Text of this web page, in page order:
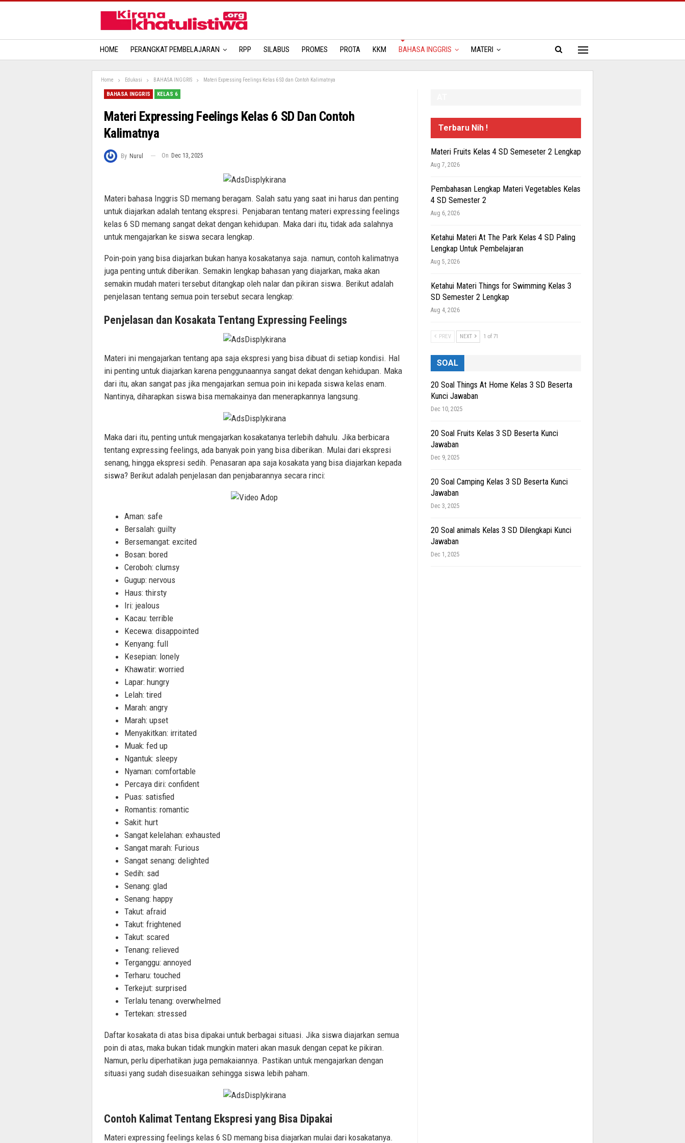
HOME PERANGKAT PEMBELAJARAN RPP SILABUS PROMES PROTA KKM BAHASA INGGRIS MATERI
Home Edukasi BAHASA INGGRIS Materi Expressing Feelings Kelas 6 SD dan Contoh Kalimatnya
BAHASA INGGRIS KELAS 6
Materi Expressing Feelings Kelas 6 SD Dan Contoh
Kalimatnya
By Nurul On Dec 13, 2025
Materi bahasa Inggris SD memang beragam. Salah satu yang saat ini harus dan penting
untuk diajarkan adalah tentang ekspresi. Penjabaran tentang materi expressing feelings
kelas 6 SD memang sangat dekat dengan kehidupan. Maka dari itu, tidak ada salahnya
untuk mengajarkan ke siswa secara lengkap.
Poin-poin yang bisa diajarkan bukan hanya kosakatanya saja. namun, contoh kalimatnya
juga penting untuk diberikan. Semakin lengkap bahasan yang diajarkan, maka akan
semakin mudah materi tersebut ditangkap oleh nalar dan pikiran siswa. Berikut adalah
penjelasan tentang semua poin tersebut secara lengkap:
Penjelasan dan Kosakata Tentang Expressing Feelings
Materi ini mengajarkan tentang apa saja ekspresi yang bisa dibuat di setiap kondisi. Hal
ini penting untuk diajarkan karena penggunaannya sangat dekat dengan kehidupan. Maka
dari itu, akan sangat pas jika mengajarkan semua poin ini kepada siswa kelas enam.
Nantinya, diharapkan siswa bisa memakainya dan menerapkannya langsung.
Maka dari itu, penting untuk mengajarkan kosakatanya terlebih dahulu. Jika berbicara
tentang expressing feelings, ada banyak poin yang bisa diberikan. Mulai dari ekspresi
senang, hingga ekspresi sedih. Penasaran apa saja kosakata yang bisa diajarkan kepada
siswa? Berikut adalah penjelasan dan penjabarannya secara rinci:
Aman: safe
Bersalah: guilty
Bersemangat: excited
Bosan: bored
Ceroboh: clumsy
Gugup: nervous
Haus: thirsty
Iri: jealous
Kacau: terrible
Kecewa: disappointed
Kenyang: full
Kesepian: lonely
Khawatir: worried
Lapar: hungry
Lelah: tired
Marah: angry
Marah: upset
Menyakitkan: irritated
Muak: fed up
Ngantuk: sleepy
Nyaman: comfortable
Percaya diri: confident
Puas: satisfied
Romantis: romantic
Sakit: hurt
Sangat kelelahan: exhausted
Sangat marah: Furious
Sangat senang: delighted
Sedih: sad
Senang: glad
Senang: happy
Takut: afraid
Takut: frightened
Takut: scared
Tenang: relieved
Terganggu: annoyed
Terharu: touched
Terkejut: surprised
Terlalu tenang: overwhelmed
Tertekan: stressed
Daftar kosakata di atas bisa dipakai untuk berbagai situasi. Jika siswa diajarkan semua
poin di atas, maka bukan tidak mungkin materi akan masuk dengan cepat ke pikiran.
Namun, perlu diperhatikan juga pemakaiannya. Pastikan untuk mengajarkan dengan
situasi yang sudah disesuaikan sehingga siswa lebih paham.
Contoh Kalimat Tentang Ekspresi yang Bisa Dipakai
Materi expressing feelings kelas 6 SD memang bisa diajarkan mulai dari kosakatanya.
Terbaru Nih !
Materi Fruits Kelas 4 SD Semeseter 2 Lengkap
Aug 7, 2026
Pembahasan Lengkap Materi Vegetables Kelas
4 SD Semester 2
Aug 6, 2026
Ketahui Materi At The Park Kelas 4 SD Paling
Lengkap Untuk Pembelajaran
Aug 5, 2026
Ketahui Materi Things for Swimming Kelas 3
SD Semester 2 Lengkap
Aug 4, 2026
PREV NEXT 1 of 71
SOAL
20 Soal Things At Home Kelas 3 SD Beserta
Kunci Jawaban
Dec 10, 2025
20 Soal Fruits Kelas 3 SD Beserta Kunci
Jawaban
Dec 9, 2025
20 Soal Camping Kelas 3 SD Beserta Kunci
Jawaban
Dec 3, 2025
20 Soal animals Kelas 3 SD Dilengkapi Kunci
Jawaban
Dec 1, 2025